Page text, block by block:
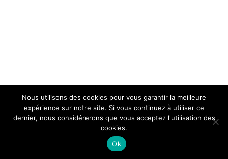
Nous utilisons des cookies pour vous garantir la meilleure
expérience sur notre site. Si vous continuez à utiliser ce
dernier, nous considérerons que vous acceptez l'utilisation des
cookies.
Ok